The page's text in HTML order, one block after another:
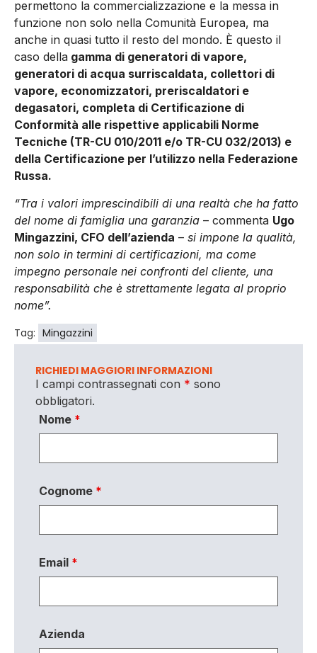
permettono la commercializzazione e la messa in
funzione non solo nella Comunità Europea, ma
anche in quasi tutto il resto del mondo. È questo il
caso della gamma di generatori di vapore,
generatori di acqua surriscaldata, collettori di
vapore, economizzatori, preriscaldatori e
degasatori, completa di Certificazione di
Conformità alle rispettive applicabili Norme
Tecniche (TR-CU 010/2011 e/o TR-CU 032/2013) e
della Certificazione per l’utilizzo nella Federazione
Russa.
“Tra i valori imprescindibili di una realtà che ha fatto
del nome di famiglia una garanzia – commenta Ugo
Mingazzini, CFO dell’azienda – si impone la qualità,
non solo in termini di certificazioni, ma come
impegno personale nei confronti del cliente, una
responsabilità che è strettamente legata al proprio
nome”.
Tag: Mingazzini
RICHIEDI MAGGIORI INFORMAZIONI
I campi contrassegnati con * sono
obbligatori.
Nome *
Cognome *
Email *
Azienda